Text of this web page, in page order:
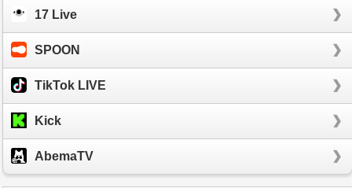
17 Live
SPOON
TikTok LIVE
Kick
AbemaTV